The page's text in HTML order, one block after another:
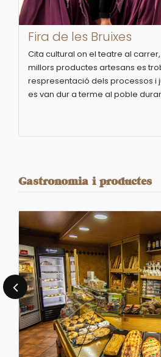
Fira de les Bruixes
Cita cultural on el teatre al
millors productes artesans es
respresentació dels processos i
es van dur a terme al poble
Gastronomia i productes